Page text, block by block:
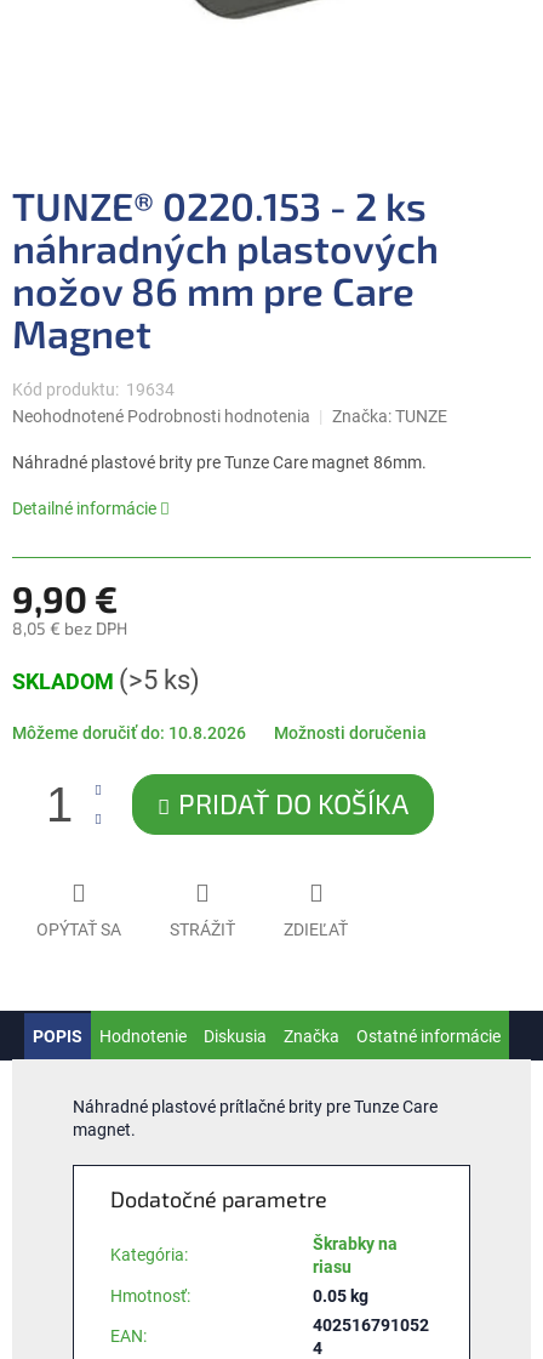
TUNZE® 0220.153 - 2 ks
náhradných plastových
nožov 86 mm pre Care
Magnet
Kód produktu: 19634
Priemerné
produktu
0,0
5
Neohodnotené Podrobnosti hodnotenia Značka:TUNZE
Náhradné plastové brity pre Tunze Care magnet 86mm.
Detailné informácie
9,90 €
8,05 € bez DPH
cena:
SKLADOM (>5 ks)
Môžeme doručiť do: 10.8.2026 Možnosti doručenia
PRIDAŤ DO KOŠÍKA
OPÝTAŤ SA STRÁŽIŤ ZDIEĽAŤ
POPIS Hodnotenie Diskusia Značka Ostatné informácie
Náhradné plastové prítlačné brity pre Tunze Care
magnet.
Dodatočné parametre
Kategória:
Škrabky na
riasu
Hmotnosť: 0.05 kg
EAN:
402516791052
4